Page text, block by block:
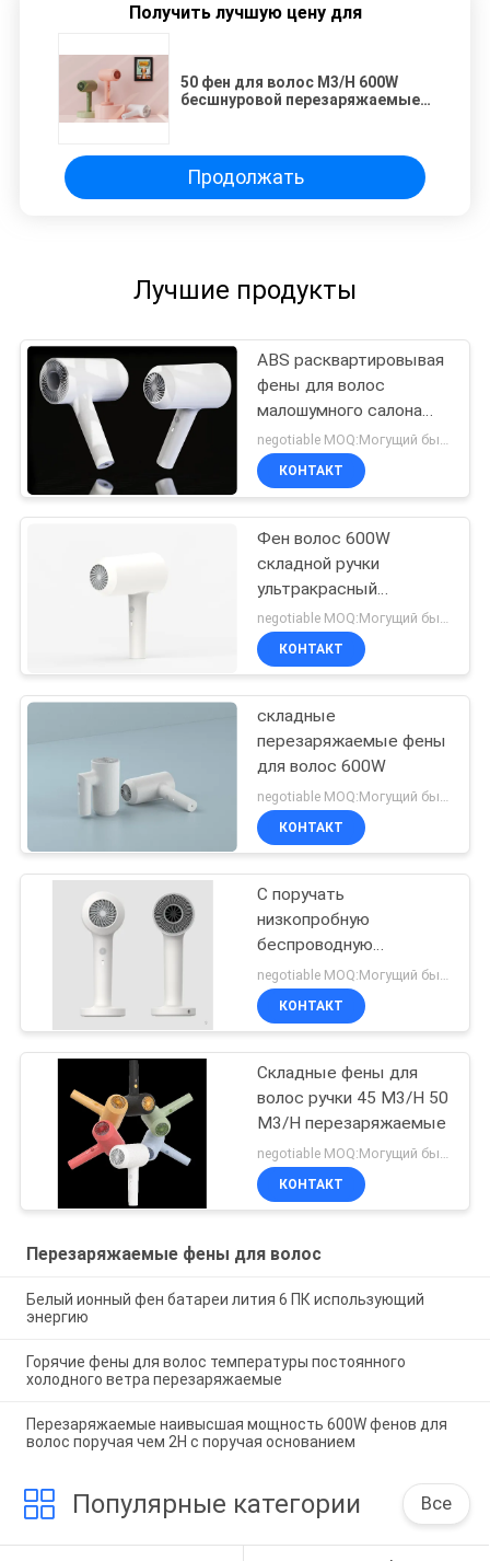
Получить лучшую цену для
50 фен для волос M3/H 600W
бесшнуровой перезаряжаемые
Продолжать
Лучшие продукты
ABS расквартировывая
фены для волос
малошумного салона
бесшнуровые с поручая
основанием
negotiable MOQ:Могущий быть предметом переговоров
КОНТАКТ
Фен волос 600W
складной ручки
ультракрасный
беспроводной
negotiable MOQ:Могущий быть предметом переговоров
КОНТАКТ
складные
перезаряжаемые фены
для волос 600W
negotiable MOQ:Могущий быть предметом переговоров
КОНТАКТ
С поручать
низкопробную
беспроводную
наивысшую мощность
600W фена для волос
КОНТАКТ
Складные фены для
волос ручки 45 M3/H 50
M3/H перезаряжаемые
КОНТАКТ
Перезаряжаемые фены для волос
Белый ионный фен батареи лития 6 ПК использующий
энергию
Горячие фены для волос температуры постоянного
холодного ветра перезаряжаемые
Перезаряжаемые наивысшая мощность 600W фенов для
волос поручая чем 2H с поручая основанием
Популярные категории Все